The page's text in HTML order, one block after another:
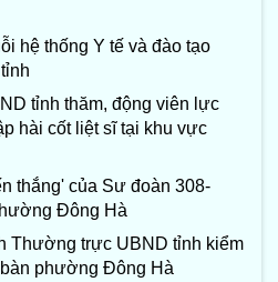
hệ thống Y tế và đào tạo
tỉnh thăm, động viên lực
hài cốt liệt sĩ tại khu vực
thắng' của Sư đoàn 308-
Đông Hà
Thường trực UBND tỉnh kiểm
phường Đông Hà